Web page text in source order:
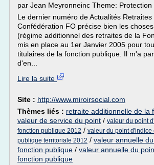
par Jean Meyronneinc Theme: Protection
Le dernier numéro de Actualités
Confédération FO précise bien les
(régime additionnel des retraites de la
mis en place au 1er Janvier 2005 pour
titulaires de la fonction publique. Il m'a
d'en...
Lire la suite
Site : http://www.miroirsocial.com
Thèmes liés : retraite additionnelle de la
valeur de service du point / valeur du point
fonction publique 2012 / valeur du point d'indice
publique territoriale 2012 / valeur annuelle
fonction publique / valeur annuelle du
fonction publique